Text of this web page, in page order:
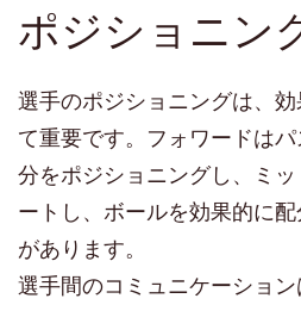
ポジショニン
選手のポジショニングは、
て重要です。フォワードは
分をポジショニングし、ミ
ートし、ボールを効果的に
があります。
選手間のコミュニケーショ